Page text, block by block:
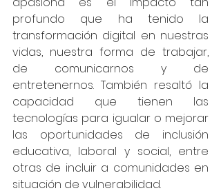
profundo que ha tenido la
transformación digital en nuestras
vidas, nuestra forma de trabajar,
de comunicarnos y de
entretenernos. También resaltó la
capacidad que tienen las
tecnologías para igualar o mejorar
las oportunidades de inclusión
educativa, laboral y social, entre
otras de incluir a comunidades en
situación de vulnerabilidad.